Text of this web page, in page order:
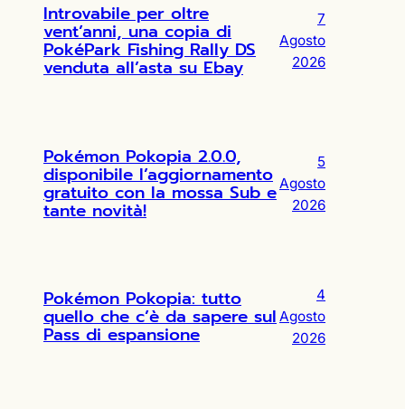
Introvabile per oltre
vent’anni, una copia di
PokéPark Fishing Rally DS
venduta all’asta su Ebay
7
Agosto
2026
Pokémon Pokopia 2.0.0,
disponibile l’aggiornamento
gratuito con la mossa Sub e
tante novità!
5
Agosto
2026
Pokémon Pokopia: tutto
quello che c’è da sapere sul
Pass di espansione
4
Agosto
2026